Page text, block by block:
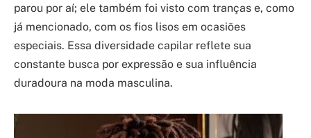
parou por aí; ele também foi visto com tranças e, como
já mencionado, com os fios lisos em ocasiões
especiais. Essa diversidade capilar reflete sua
constante busca por expressão e sua influência
duradoura na moda masculina.